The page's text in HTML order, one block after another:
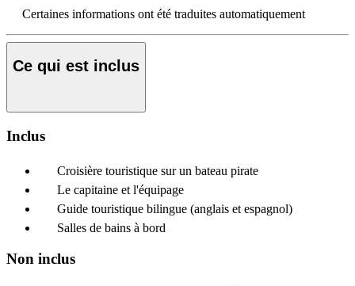
Certaines informations ont été traduites automatiquement
Ce qui est inclus
Inclus
Croisière touristique sur un bateau pirate
Le capitaine et l'équipage
Guide touristique bilingue (anglais et espagnol)
Salles de bains à bord
Non inclus